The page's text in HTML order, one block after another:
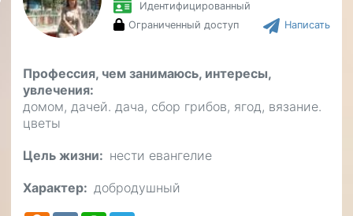
Идентифицированный
Ограниченный доступ
Написать
Профессия, чем занимаюсь, интересы,
увлечения
домом, дачей. дача, сбор грибов, ягод, вязание.
цветы
Цель жизни нести евангелие
Характер добродушный